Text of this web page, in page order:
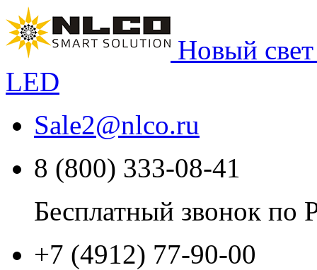
Новый
LED
Sale2@nlco.ru
8 (800) 333-08-41
Бесплатный звонок по
+7 (4912) 77-90-00